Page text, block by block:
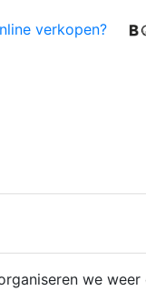
verkopen?
we